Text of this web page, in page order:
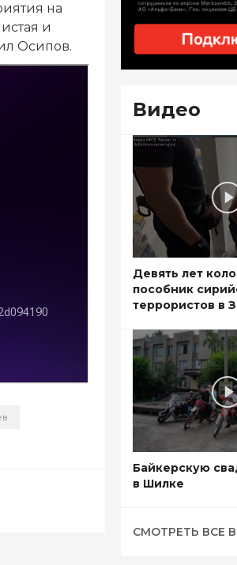
на
и
Осипов.
Видео
Девять лет
пособник
террористов в
Байкерскую
в Шилке
СМОТРЕТЬ ВСЕ